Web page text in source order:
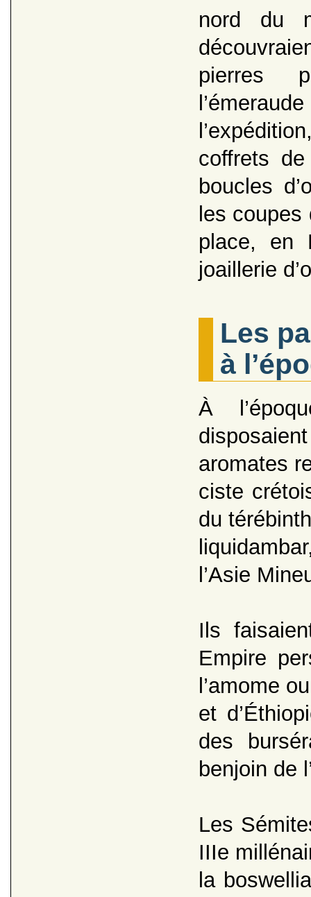
nord du
pierres
coffrets
boucles
les
place, en
joaillerie
Les
à
À
aromates
ciste
du
l’Asie
Ils
Empire
l’amome
et
des
benjoin de
Les
IIIe
la